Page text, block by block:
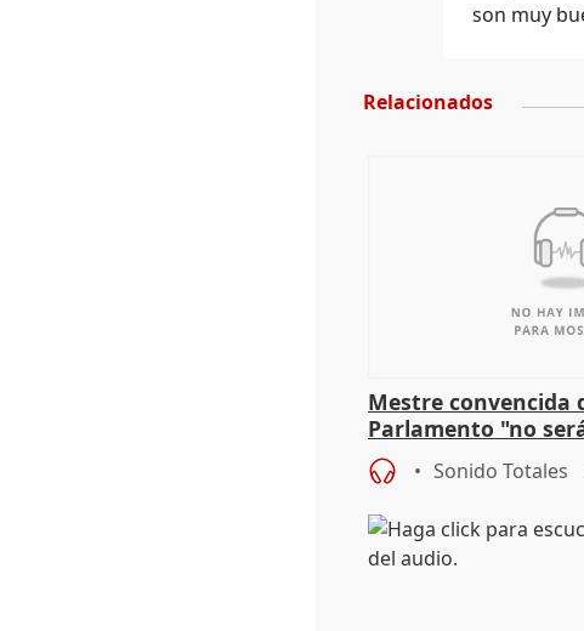
son muy
Relacionados
Mestre convencida
Parlamento "no
defiende
Vox
Sonido Totales